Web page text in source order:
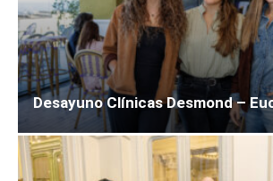
Desayuno Clínicas Desmond –